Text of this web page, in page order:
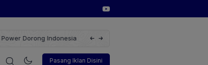
dengan Solusi
Wakil Direktur Utama PT Pelindo,
Pasang Iklan Disini
Korporasi Teknologi Otomotif